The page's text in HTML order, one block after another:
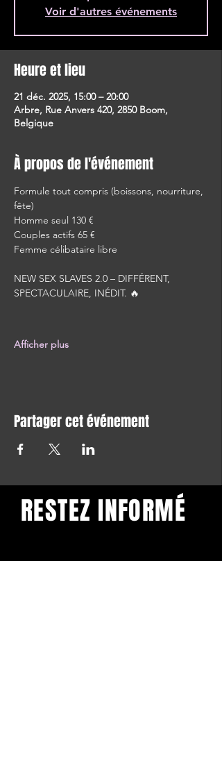
Voir d'autres événements
Heure et lieu
21 déc. 2025, 15:00 – 20:00
Arbre, Rue Anvers 420, 2850 Boom,
Belgique
À propos de l'événement
Formule tout compris (boissons, nourriture,
fête)
Homme seul 130 €
Couples actifs 65 €
Femme célibataire libre
NEW SEX SLAVES 2.0 – DIFFÉRENT,
SPECTACULAIRE, INÉDIT. 🔥
Afficher plus
Partager cet événement
vous à notre newsletter.
RESTEZ INFORMÉ